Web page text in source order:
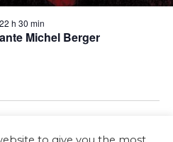
22 h 30 min
Michel Berger